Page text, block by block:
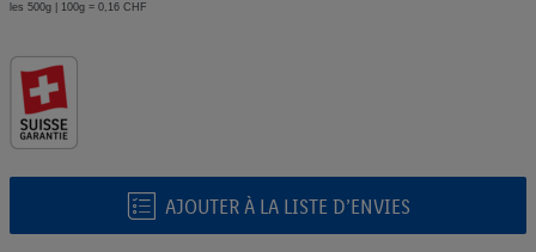
les 500g | 100g = 0,16 CHF
AJOUTER À LA LISTE D’ENVIES